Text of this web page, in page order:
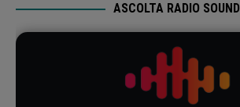
ASCOLTA RADIO SOUND